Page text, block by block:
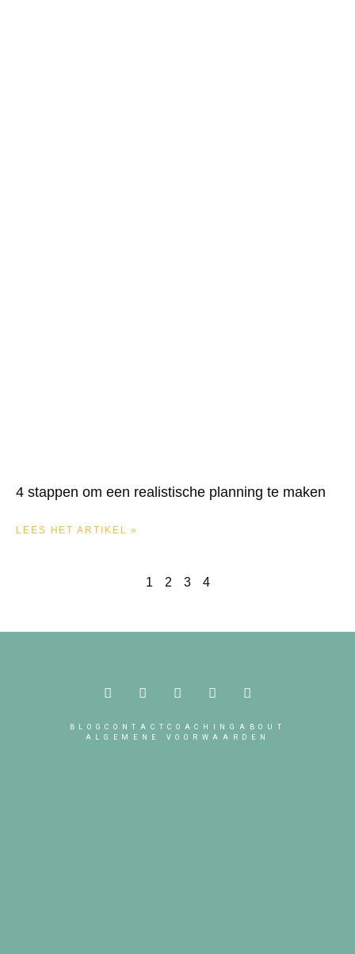
4 stappen om een realistische planning te maken
LEES HET ARTIKEL »
1 2 3 4
BLOGCONTACTCOACHING ABOUT
ALGEMENE VOORWAARDEN